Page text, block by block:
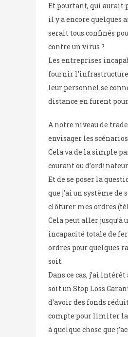
Et pourtant, qui aurait
il y a encore quelques
serait tous confinés
contre un virus ?
Les entreprises
fournir l’infrastructure
leur personnel se
distance en furent
A notre niveau de
envisager les
Cela va de la simple
courant ou
Et de se poser la
que j’ai un système de
clôturer mes ordres
Cela peut aller jusqu’à
incapacité totale de
ordres pour quelques
soit.
Dans ce cas, j’ai
soit un Stop Loss
d’avoir des fonds
compte pour limiter
à quelque chose que